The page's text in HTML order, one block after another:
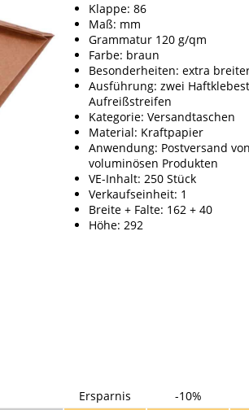
Klappe: 86
Maß: mm
Grammatur 120 g/qm
Farbe: braun
Besonderheiten: extra
Ausführung: zwei
Aufreißstreifen
Kategorie: Versandtaschen
Material: Kraftpapier
Anwendung: Postversand
voluminösen Produkten
VE-Inhalt: 250 Stück
Verkaufseinheit: 1
Breite + Falte: 162 + 40
Höhe: 292
Ersparnis -10%